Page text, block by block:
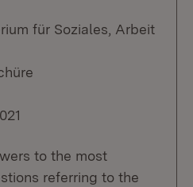
für Soziales, Arbeit
to the most
referring to the